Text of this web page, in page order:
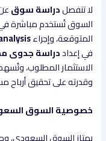
لا تنفصلدراسة سوق
السوق تُستخدم مباشرة
المتوقعة، وإجراء
في إعداددراسة جدوى
الاستثمار المطلوب،
وقدرته على تحقيق أرباح
خصوصية السوق
يمتاز السوق السعودي،